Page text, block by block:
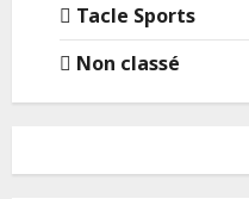
Tacle Sports
Non classé